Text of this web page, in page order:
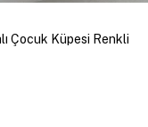
Çocuk Küpesi Renkli